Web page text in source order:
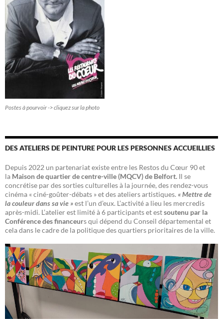
Postes à pourvoir -> cliquez sur la photo
DES ATELIERS DE PEINTURE POUR LES PERSONNES ACCUEILLIES
Depuis 2022 un partenariat existe entre les Restos du Cœur 90 et
la Maison de quartier de centre-ville (MQCV) de Belfort. Il se
concrétise par des sorties culturelles à la journée, des rendez-vous
cinéma « ciné-goûter-débats » et des ateliers artistiques. « Mettre de
la couleur dans sa vie »est l’un d’eux. L’activité a lieu les mercredis
après-midi. L’atelier est limité à 6 participants et estsoutenu par la
Conférence des financeurs qui dépend du Conseil départemental et
cela dans le cadre de la politique des quartiers prioritaires de la ville.